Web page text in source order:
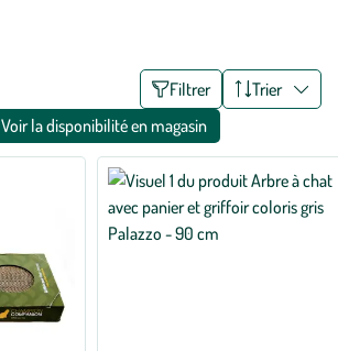
Filtrer
Trier
Voir la disponibilité en magasin